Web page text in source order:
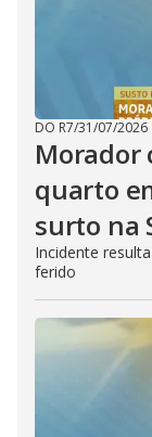
DO R7/31/07/2026
Morador
quarto
surto na
Incidente
ferido